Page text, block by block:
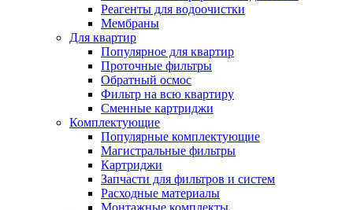
Реагенты для водоочистки
Мембраны
Для квартир
Популярное для квартир
Проточные фильтры
Обратный осмос
Фильтр на всю квартиру
Сменные картриджи
Комплектующие
Популярные комплектующие
Магистральные фильтры
Картриджи
Запчасти для фильтров и систем
Расходные материалы
Монтажные комплекты